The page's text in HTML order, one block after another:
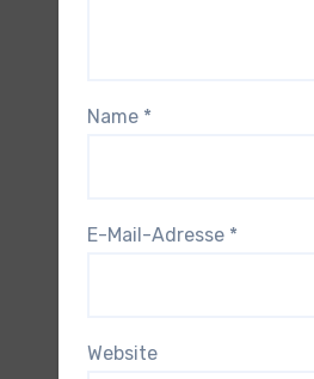
Name *
E-Mail-Adresse *
Website